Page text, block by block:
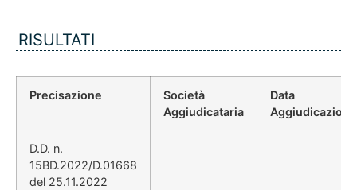
RISULTATI
Precisazione
Società
Aggiudicataria
Data
Aggiudicazione
D.D. n.
15BD.2022/D.01668
del 25.11.2022